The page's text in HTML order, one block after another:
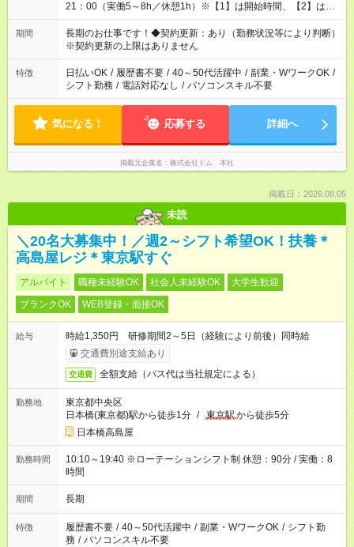
21：00（実働5～8h／休憩1h）※【1】は開始時間、【2】は終
了時間が固定になります★最低時間数の固定OK
期間
長期のお仕事です！◆契約更新：あり（勤務状況等により判断）
※契約更新の上限はありません
特徴 日払いOK / 履歴書不要 / 40～50代活躍中 / 副業・WワークOK /
シフト勤務 / 電話対応なし / パソコンスキル不要
気になる！ 応募する 詳細へ
掲載元企業名 株式会社ドム 本社
掲載日：2026.08.05
未読
＼20名大募集中！／週2～シフト希望OK！扶養＊
高島屋レジ＊東京駅すぐ
アルバイト 職種未経験OK 社会人未経験OK
大学生歓迎
ブランクOK
WEB登録・面接OK
給与
時給1,350円 研修期間2～5日（経験により前後）同時給
交通費別途支給あり
交通費 全額支給（バス代は当社規定による）
勤務地
東京都中央区
日本橋(東京都)駅から徒歩1分 / 東京駅から徒歩5分
日本橋高島屋
勤務時間
10:10～19:40 ※ローテーションシフト制 休憩：90分 / 実働：8
時間
期間 長期
特徴 履歴書不要 / 40～50代活躍中 / 副業・WワークOK / シフト勤
務 / パソコンスキル不要